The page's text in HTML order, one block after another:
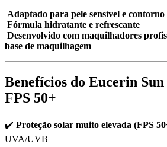
Adaptado para pele sensível e contorno
Fórmula hidratante e refrescante
Desenvolvido com maquilhadores
base de maquilhagem
Benefícios do Eucerin
FPS 50+
✔️ Proteção solar muito elevada (FPS
UVA/UVB